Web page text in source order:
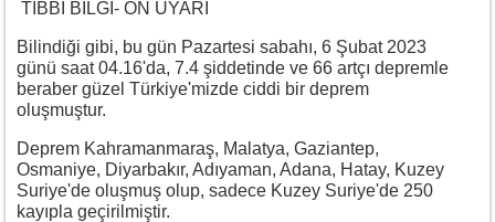
TIBBİ BİLGİ- ÖN UYARI
Bilindiği gibi, bu gün Pazartesi sabahı, 6 Şubat 2023
günü saat 04.16'da, 7.4 şiddetinde ve 66 artçı depremle
beraber güzel Türkiye'mizde ciddi bir deprem
oluşmuştur.
Deprem Kahramanmaraş, Malatya, Gaziantep,
Osmaniye, Diyarbakır, Adıyaman, Adana, Hatay, Kuzey
Suriye'de oluşmuş olup, sadece Kuzey Suriye'de 250
kayıpla geçirilmiştir.